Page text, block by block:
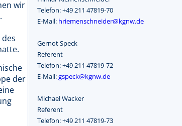
wir
der
Telefon: +49 211 47819-70
E-Mail: hriemenschneider@kgnw.de
Gernot Speck
Referent
Telefon: +49 211 47819-72
E-Mail:gspeck@kgnw.de
Michael Wacker
Referent
Telefon: +49 211 47819-73